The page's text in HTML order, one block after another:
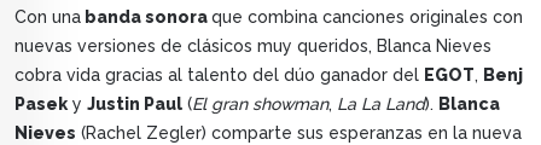
Con una banda sonoraque combina canciones originales con
nuevas versiones de clásicos muy queridos, Blanca Nieves
cobra vida gracias al talento del dúo ganador del EGOT, Benj
Paseky Justin Paul (El gran showman, La La Land). Blanca
Nieves (Rachel Zegler) comparte sus esperanzas en la nueva